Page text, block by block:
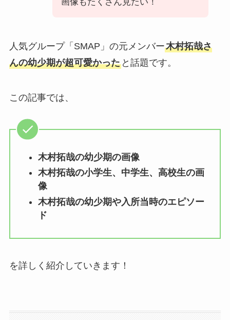
人気グループ「SMAP」の元メンバー木村拓哉さ
んの幼少期が超可愛かったと話題です。
この記事では、
木村拓哉の幼少期の画像
木村拓哉の小学生、中学生、高校生の画
像
木村拓哉の幼少期や入所当時のエピソー
ド
を詳しく紹介していきます！